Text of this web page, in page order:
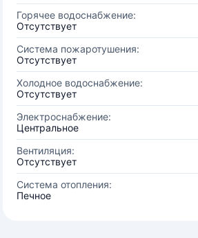
Горячее водоснабжение:
Отсутствует
Система пожаротушения:
Отсутствует
Холодное водоснабжение:
Отсутствует
Электроснабжение:
Центральное
Вентиляция:
Отсутствует
Система отопления:
Печное